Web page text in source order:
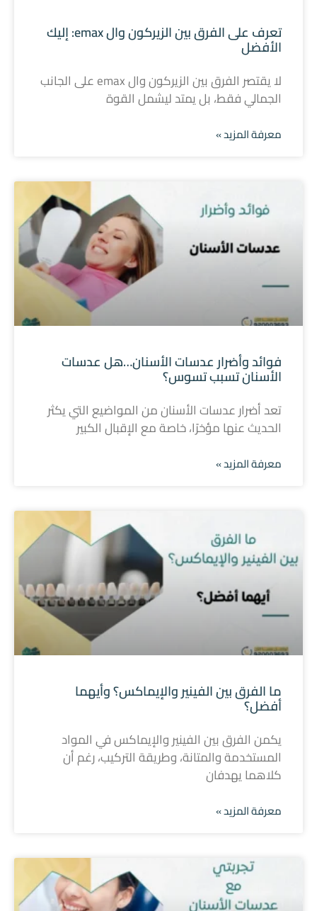
تعرف على الفرق بين الزيركون وال emax: إليك
الأفضل
لا يقتصر الفرق بين الزيركون وال emax على الجانب
الجمالي فقط، بل يمتد ليشمل القوة
معرفة المزيد »
فوائد وأضرار عدسات الأسنان…هل عدسات
الأسنان تسبب تسوس؟
تعد أضرار عدسات الأسنان من المواضيع التي يكثر
الحديث عنها مؤخرًا، خاصة مع الإقبال الكبير
معرفة المزيد »
ما الفرق بين الفينير والإيماكس؟ وأيهما
أفضل؟
يكمن الفرق بين الفينير والإيماكس في المواد
المستخدمة والمتانة، وطريقة التركيب، رغم أن
كلاهما يهدفان
معرفة المزيد »